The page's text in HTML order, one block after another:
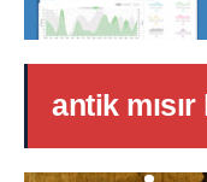
antik